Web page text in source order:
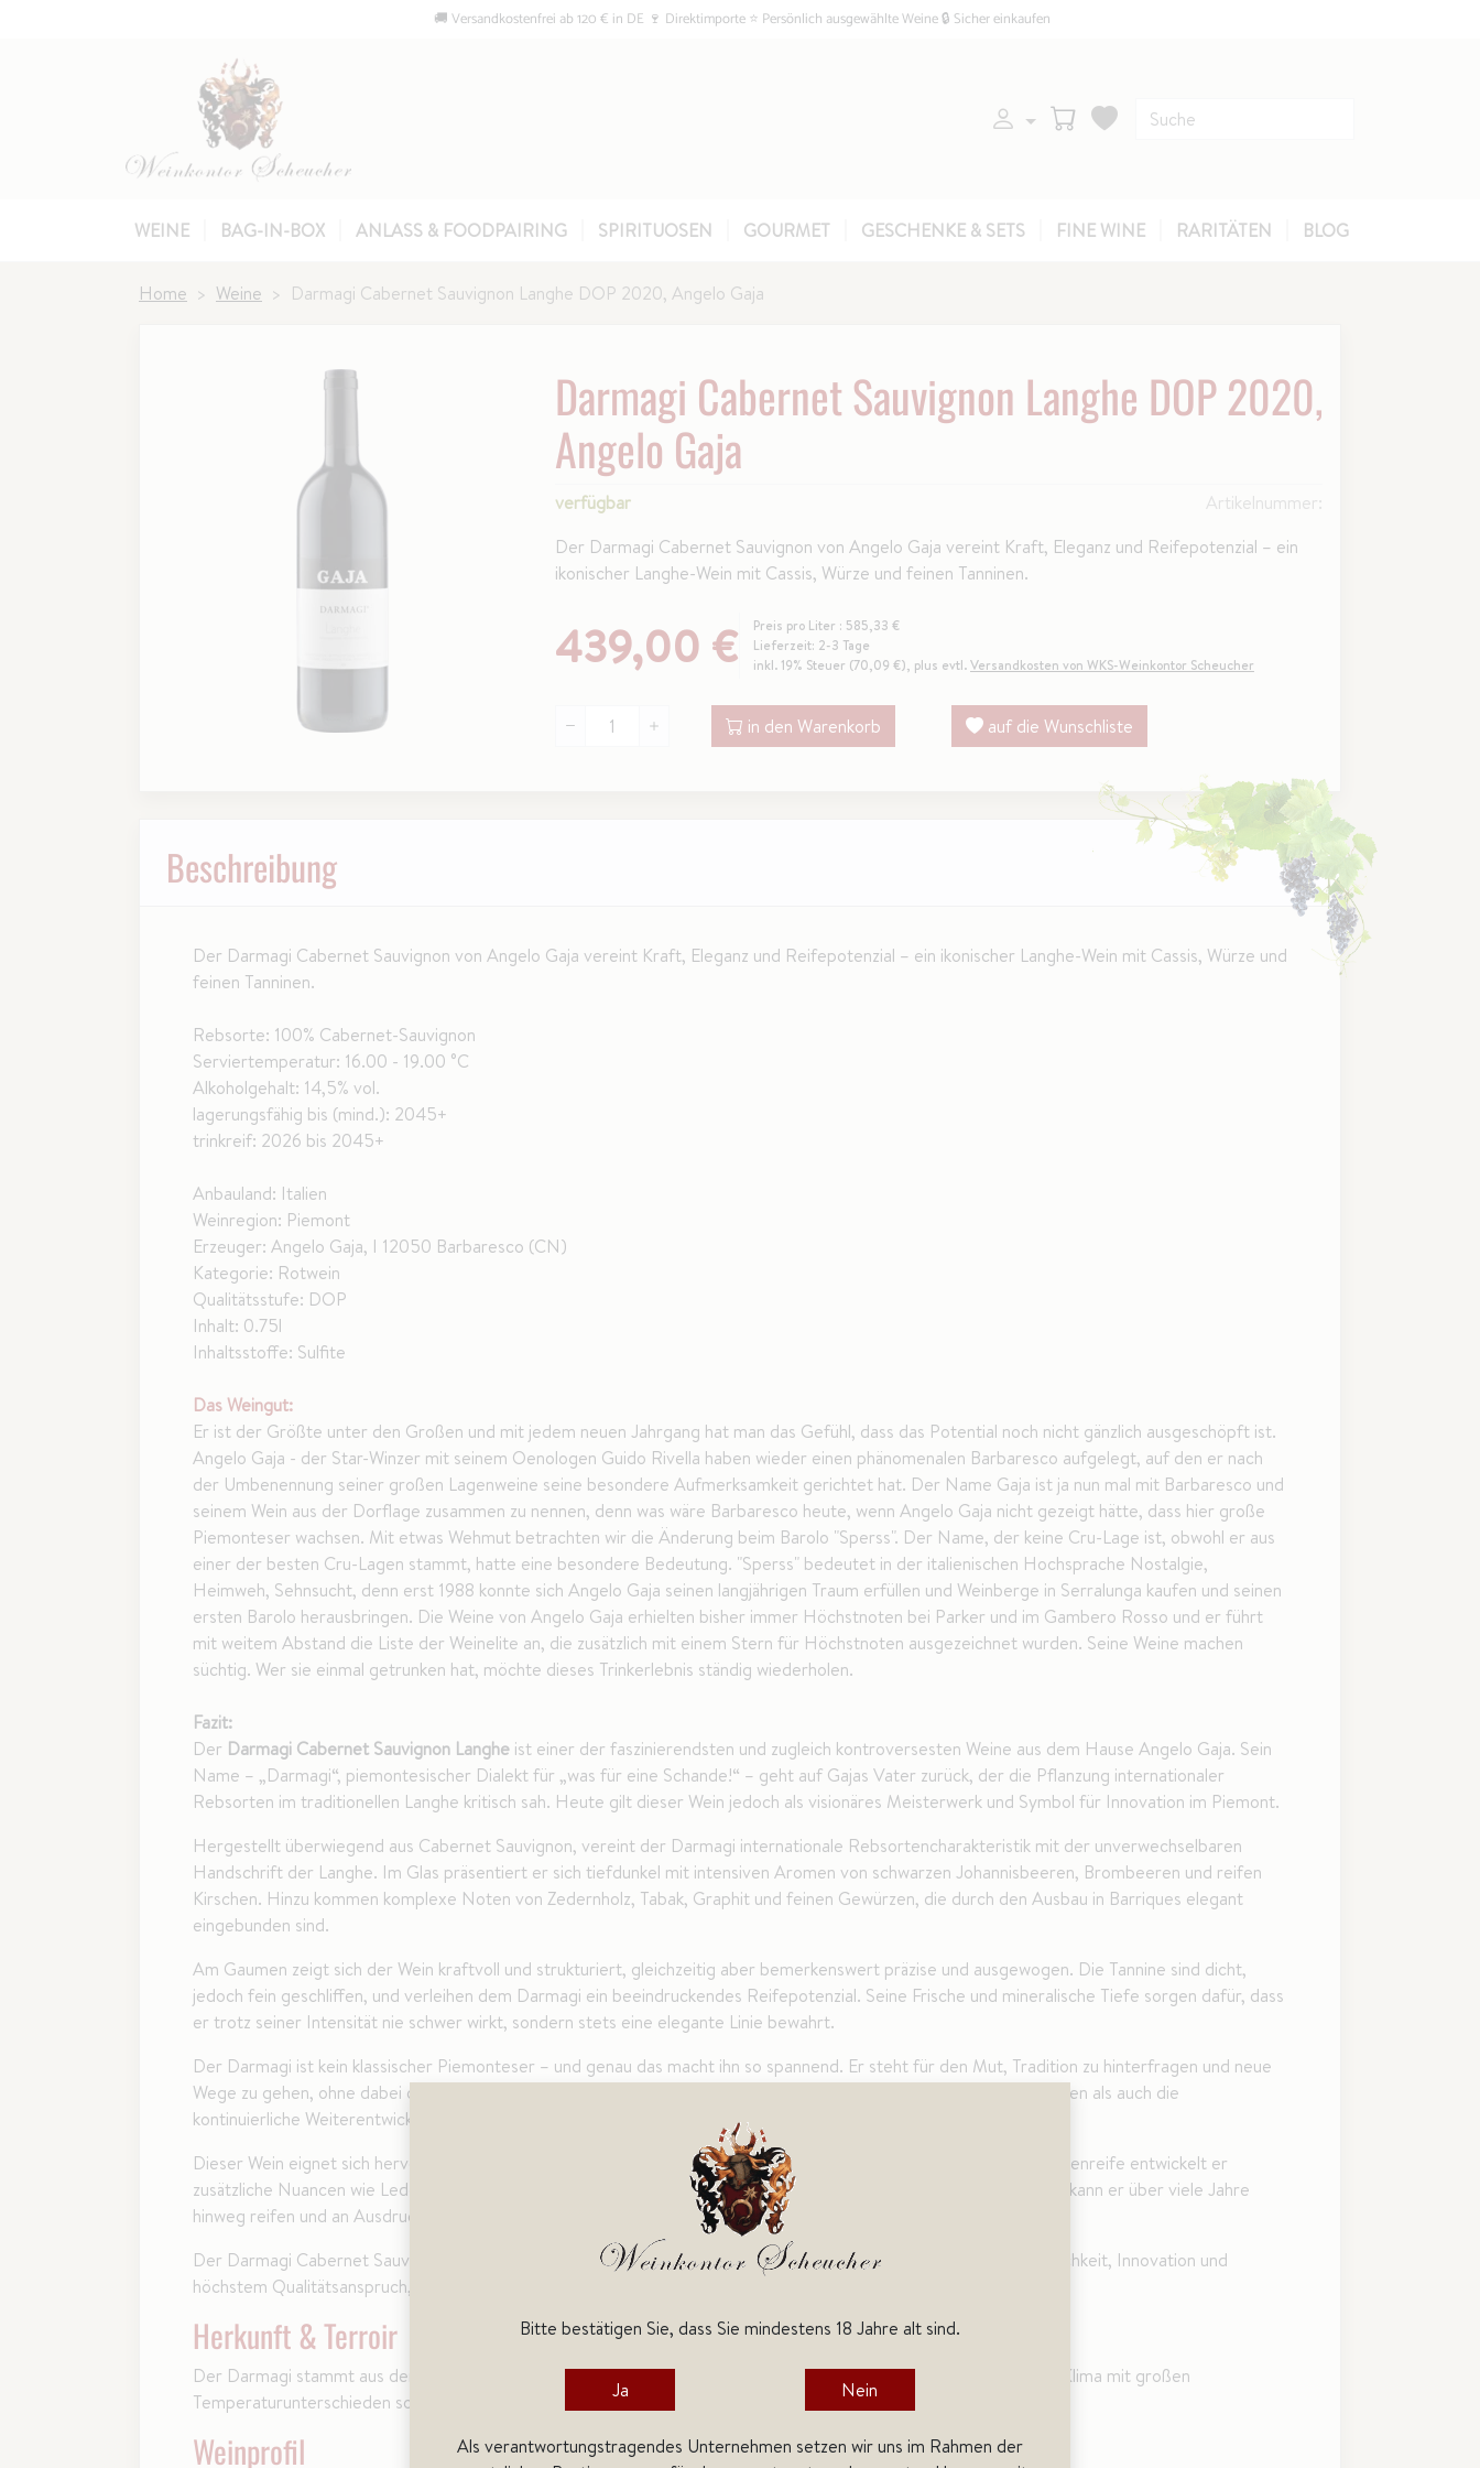
Bitte bestätigen Sie, dass Sie mindestens 18 Jahre alt sind.
Ja Nein
Als verantwortungstragendes Unternehmen setzen wir uns im Rahmen der
🚚 Versandkostenfrei ab 120 € in DE 🍷 Direktimporte ⭐ Persönlich ausgewählte Weine 🔒 Sicher einkaufen
WEINE BAG-IN-BOX ANLASS & FOODPAIRING SPIRITUOSEN GOURMET GESCHENKE & SETS FINE WINE RARITÄTEN BLOG
Home Weine Darmagi Cabernet Sauvignon Langhe DOP 2020, Angelo Gaja
Darmagi Cabernet Sauvignon Langhe DOP 2020,
Angelo Gaja
verfügbar
Artikelnummer:
Der Darmagi Cabernet Sauvignon von Angelo Gaja vereint Kraft, Eleganz und Reifepotenzial – ein
ikonischer Langhe-Wein mit Cassis, Würze und feinen Tanninen.
439,00 €
Preis pro Liter : 585,33 €
Lieferzeit: 2-3 Tage
inkl. 19% Steuer (70,09 €), plus evtl.Versandkosten von WKS-Weinkontor Scheucher
in den Warenkorb auf die Wunschliste
Beschreibung
Der Darmagi Cabernet Sauvignon von Angelo Gaja vereint Kraft, Eleganz und Reifepotenzial – ein ikonischer Langhe-Wein mit Cassis, Würze und
feinen Tanninen.
Rebsorte: 100% Cabernet-Sauvignon
Serviertemperatur: 16.00 - 19.00 °C
Alkoholgehalt: 14,5% vol.
lagerungsfähig bis (mind.): 2045+
trinkreif: 2026 bis 2045+
Anbauland: Italien
Weinregion: Piemont
Erzeuger: Angelo Gaja, I 12050 Barbaresco (CN)
Kategorie: Rotwein
Qualitätsstufe: DOP
Inhalt: 0.75l
Inhaltsstoffe: Sulfite
Das Weingut:
Er ist der Größte unter den Großen und mit jedem neuen Jahrgang hat man das Gefühl, dass das Potential noch nicht gänzlich ausgeschöpft ist.
Angelo Gaja - der Star-Winzer mit seinem Oenologen Guido Rivella haben wieder einen phänomenalen Barbaresco aufgelegt, auf den er nach
der Umbenennung seiner großen Lagenweine seine besondere Aufmerksamkeit gerichtet hat. Der Name Gaja ist ja nun mal mit Barbaresco und
seinem Wein aus der Dorflage zusammen zu nennen, denn was wäre Barbaresco heute, wenn Angelo Gaja nicht gezeigt hätte, dass hier große
Piemonteser wachsen. Mit etwas Wehmut betrachten wir die Änderung beim Barolo "Sperss". Der Name, der keine Cru-Lage ist, obwohl er aus
einer der besten Cru-Lagen stammt, hatte eine besondere Bedeutung. "Sperss" bedeutet in der italienischen Hochsprache Nostalgie,
Heimweh, Sehnsucht, denn erst 1988 konnte sich Angelo Gaja seinen langjährigen Traum erfüllen und Weinberge in Serralunga kaufen und seinen
ersten Barolo herausbringen. Die Weine von Angelo Gaja erhielten bisher immer Höchstnoten bei Parker und im Gambero Rosso und er führt
mit weitem Abstand die Liste der Weinelite an, die zusätzlich mit einem Stern für Höchstnoten ausgezeichnet wurden. Seine Weine machen
süchtig. Wer sie einmal getrunken hat, möchte dieses Trinkerlebnis ständig wiederholen.
Fazit:
Der Darmagi Cabernet Sauvignon Langhe ist einer der faszinierendsten und zugleich kontroversesten Weine aus dem Hause Angelo Gaja. Sein
Name – „Darmagi“, piemontesischer Dialekt für „was für eine Schande!“ – geht auf Gajas Vater zurück, der die Pflanzung internationaler
Rebsorten im traditionellen Langhe kritisch sah. Heute gilt dieser Wein jedoch als visionäres Meisterwerk und Symbol für Innovation im Piemont.
Hergestellt überwiegend aus Cabernet Sauvignon, vereint der Darmagi internationale Rebsortencharakteristik mit der unverwechselbaren
Handschrift der Langhe. Im Glas präsentiert er sich tiefdunkel mit intensiven Aromen von schwarzen Johannisbeeren, Brombeeren und reifen
Kirschen. Hinzu kommen komplexe Noten von Zedernholz, Tabak, Graphit und feinen Gewürzen, die durch den Ausbau in Barriques elegant
eingebunden sind.
Am Gaumen zeigt sich der Wein kraftvoll und strukturiert, gleichzeitig aber bemerkenswert präzise und ausgewogen. Die Tannine sind dicht,
jedoch fein geschliffen, und verleihen dem Darmagi ein beeindruckendes Reifepotenzial. Seine Frische und mineralische Tiefe sorgen dafür, dass
er trotz seiner Intensität nie schwer wirkt, sondern stets eine elegante Linie bewahrt.
Der Darmagi ist kein klassischer Piemonteser – und genau das macht ihn so spannend. Er steht für den Mut, Tradition zu hinterfragen und neue
Wege zu gehen, ohne dabei die Herkunft zu verleugnen. Jeder Jahrgang spiegelt sowohl die klimatischen Bedingungen als auch die
kontinuierliche Weiterentwicklung im Weinberg und Keller wider.
Dieser Wein eignet sich hervorragend für besondere Anlässe und anspruchsvolle Genießer. Mit zunehmender Flaschenreife entwickelt er
zusätzliche Nuancen wie Leder, Trüffel und erdige Noten, die seine Komplexität weiter vertiefen. Optimal gelagert, kann er über viele Jahre
hinweg reifen und an Ausdruck gewinnen.
Der Darmagi Cabernet Sauvignon ist somit weit mehr als ein Wein – er ist ein Statement. Ein Ausdruck von Persönlichkeit, Innovation und
höchstem Qualitätsanspruch, der die Handschrift von Angelo Gaja auf eindrucksvolle Weise widerspiegelt.
Herkunft & Terroir
Der Darmagi stammt aus der renommierten Langhe im Piemont. Kalk- und tonhaltige Böden sowie ein gemäßigtes Klima mit großen
Temperaturunterschieden sorgen für Struktur, Finesse und aromatische Tiefe.
Weinprofil